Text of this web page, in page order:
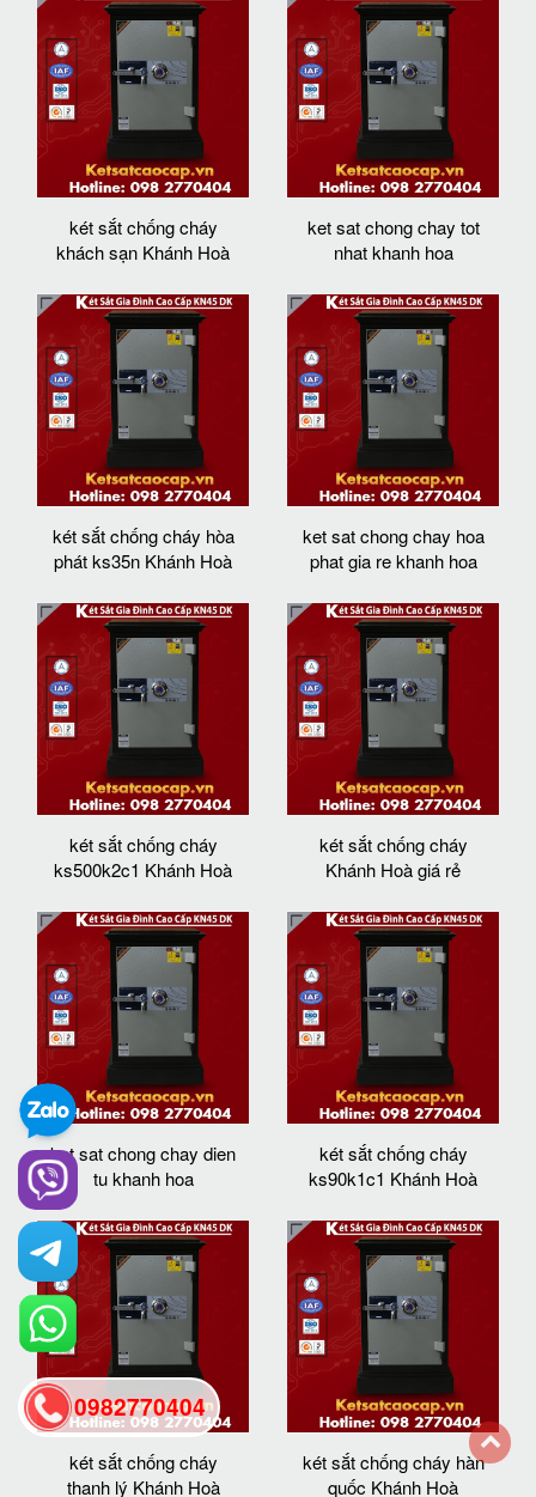
két sắt chống cháy
khách sạn Khánh Hoà
ket sat chong chay tot
nhat khanh hoa
két sắt chống cháy hòa
phát ks35n Khánh Hoà
ket sat chong chay hoa
phat gia re khanh hoa
két sắt chống cháy
ks500k2c1 Khánh Hoà
két sắt chống cháy
Khánh Hoà giá rẻ
ket sat chong chay dien
tu khanh hoa
két sắt chống cháy
ks90k1c1 Khánh Hoà
két sắt chống cháy
thanh lý Khánh Hoà
két sắt chống cháy hàn
quốc Khánh Hoà
0982770404